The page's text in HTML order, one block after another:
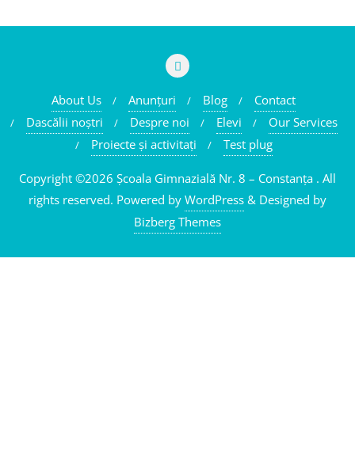
About Us Anunţuri Blog
Contact
Dascălii noştri
Despre noi Elevi
Our Services
Proiecte şi activitaţi
Test plug
Copyright ©2026 Școala Gimnazială Nr. 8 – Constanța . All
rights reserved. Powered by WordPress & Designed by
Bizberg Themes